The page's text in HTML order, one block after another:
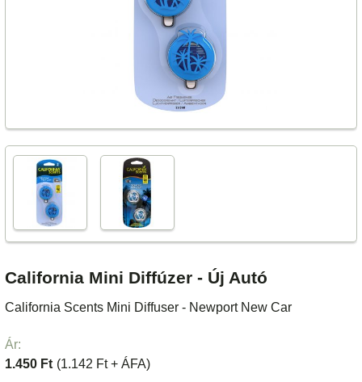
California Mini Diffúzer - Új Autó
California Scents Mini Diffuser - Newport New Car
Ár:
1.450 Ft (1.142 Ft + ÁFA)